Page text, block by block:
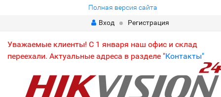
Полная версия сайта
Вход
Регистрация
Уважаемые клиенты! С 1 января наш офис и склад
переехали. Актуальные адреса в разделе "Контакты"